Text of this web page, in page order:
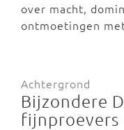
over macht,
ontmoetingen
Achtergrond
Bijzondere
fijnproevers